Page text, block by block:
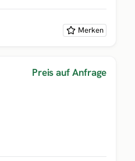
Merken
Preis auf Anfrage